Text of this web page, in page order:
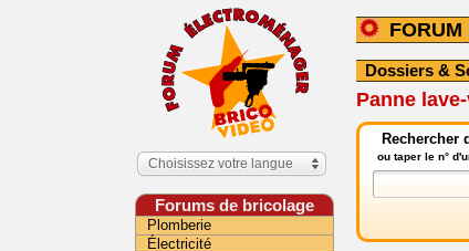
FORUM
Dossiers &
Panne
Rechercher
ou taper le n°
Choisissez votre langue
Forums de bricolage
Plomberie
Électricité